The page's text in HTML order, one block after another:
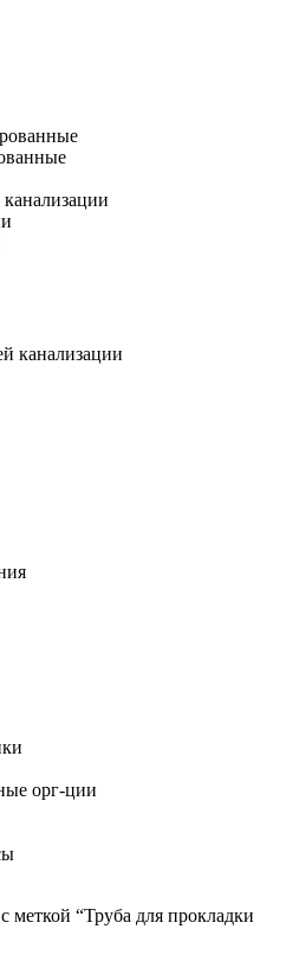
канализации
орг-ции
меткой “Труба для прокладки